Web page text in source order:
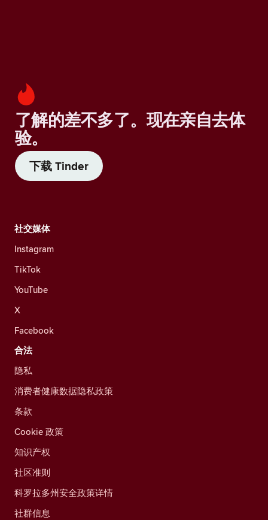
了解的差不多了。现在亲自去体
验。
下载 Tinder
社交媒体
Instagram
TikTok
YouTube
X
Facebook
合法
隐私
消费者健康数据隐私政策
条款
Cookie 政策
知识产权
社区准则
科罗拉多州安全政策详情
社群信息